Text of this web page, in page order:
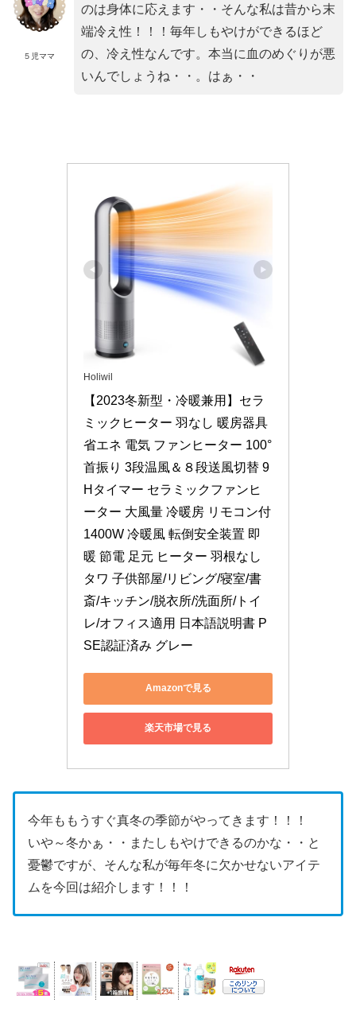
５児ママ
のは身体に応えます・・そんな私は昔から末
端冷え性！！！毎年しもやけができるほど
の、冷え性なんです。本当に血のめぐりが悪
いんでしょうね・・。はぁ・・
Holiwil
【2023冬新型・冷暖兼用】セラ
ミックヒーター 羽なし 暖房器具
省エネ 電気 ファンヒーター 100°
首振り 3段温風＆８段送風切替 9
Hタイマー セラミックファンヒ
ーター 大風量 冷暖房 リモコン付
1400W 冷暖風 転倒安全装置 即
暖 節電 足元 ヒーター 羽根なし
タワ 子供部屋/リビング/寝室/書
斎/キッチン/脱衣所/洗面所/トイ
レ/オフィス適用 日本語説明書 P
SE認証済み グレー
Amazonで見る
楽天市場で見る
今年ももうすぐ真冬の季節がやってきます！！！
いや～冬かぁ・・またしもやけできるのかな・・と
憂鬱ですが、そんな私が毎年冬に欠かせないアイテ
ムを今回は紹介します！！！